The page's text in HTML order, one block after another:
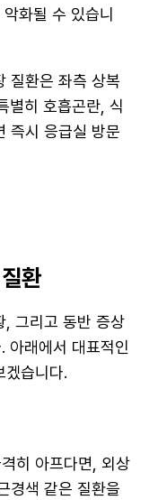
화될 수 있습니
질환은 좌측 상복
별히 호흡곤란, 식
즉시 응급실 방문
환
, 그리고 동반 증상
아래에서 대표적인
겠습니다.
히 아프다면, 외상
경색 같은 질환을